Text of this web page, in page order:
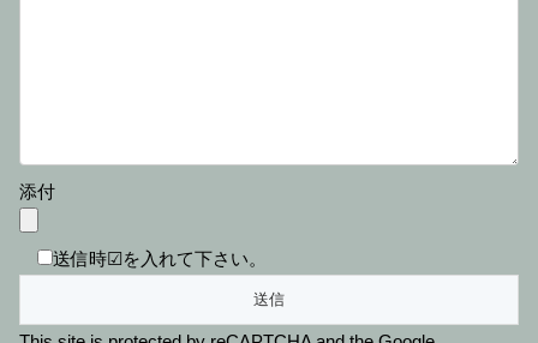
添付
送信時☑を入れて下さい。